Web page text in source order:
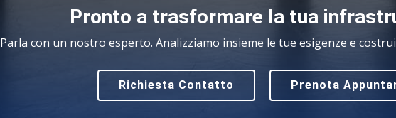
Pronto a trasformare la tua
Parla con un nostro esperto. Analizziamo insieme le tue esigenze e
Richiesta Contatto Prenota